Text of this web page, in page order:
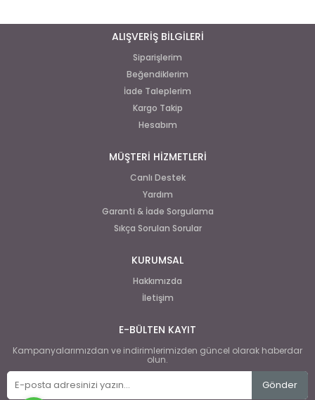
ALIŞVERİŞ BİLGİLERİ
Siparişlerim
Beğendiklerim
İade Taleplerim
Kargo Takip
Hesabım
MÜŞTERİ HİZMETLERİ
Canlı Destek
Yardım
Garanti & İade Sorgulama
Sıkça Sorulan Sorular
KURUMSAL
Hakkımızda
İletişim
E-BÜLTEN KAYIT
Kampanyalarımızdan ve indirimlerimizden güncel olarak haberdar
olun.
Gönder